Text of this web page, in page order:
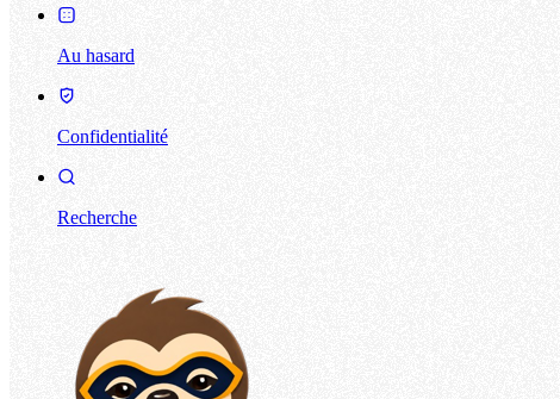
Au hasard
Confidentialité
Recherche